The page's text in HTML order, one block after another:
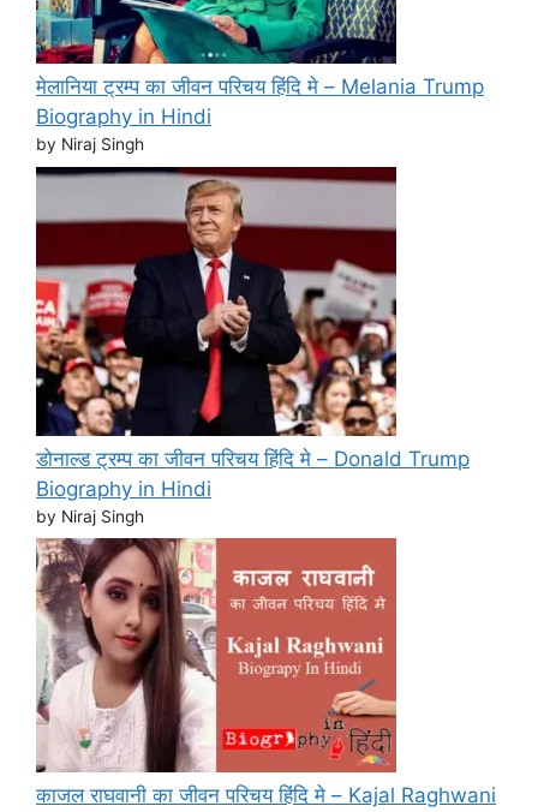
मेलानिया ट्रम्प का जीवन परिचय हिंदि मे – Melania Trump
Biography in Hindi
by Niraj Singh
डोनाल्ड ट्रम्प का जीवन परिचय हिंदि मे – Donald Trump
Biography in Hindi
by Niraj Singh
काजल राघवानी का जीवन परिचय हिंदि मे – Kajal Raghwani